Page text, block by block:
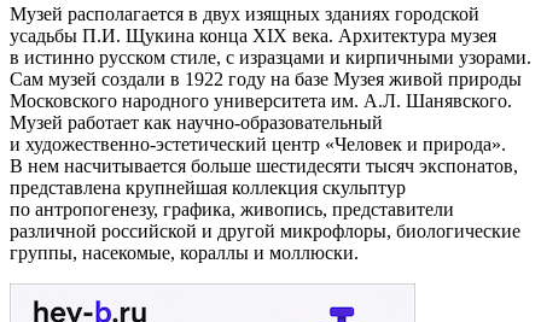
Музей располагается в двух изящных зданиях городской
усадьбы П.И. Щукина конца XIX века. Архитектура музея
в истинно русском стиле, с изразцами и кирпичными узорами.
Сам музей создали в 1922 году на базе Музея живой природы
Московского народного университета им. А.Л. Шанявского.
Музей работает как научно-образовательный
и художественно-эстетический центр «Человек и природа».
В нем насчитывается больше шестидесяти тысяч экспонатов,
представлена крупнейшая коллекция скульптур
по антропогенезу, графика, живопись, представители
различной российской и другой микрофлоры, биологические
группы, насекомые, кораллы и моллюски.